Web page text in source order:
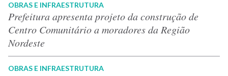
OBRAS E INFRAESTRUTURA
Prefeitura apresenta projeto da construção de
Centro Comunitário a moradores da Região
Nordeste
OBRAS E INFRAESTRUTURA